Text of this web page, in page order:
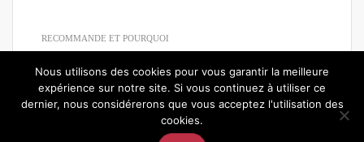
RECOMMANDE ET POURQUOI
© 2020. Tous droits réservés. Apprendre à jouer du piano
Nous utilisons des cookies pour vous garantir la meilleure
expérience sur notre site. Si vous continuez à utiliser ce
dernier, nous considérerons que vous acceptez l'utilisation des
cookies.